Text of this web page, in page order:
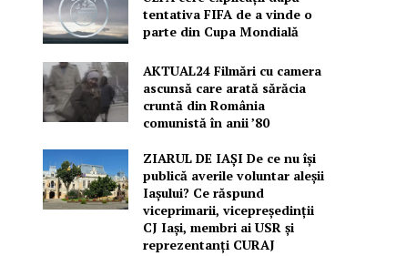
tentativa FIFA de a vinde o
parte din Cupa Mondială
AKTUAL24 Filmări cu camera
ascunsă care arată sărăcia
cruntă din România
comunistă în anii ’80
ZIARUL DE IAȘI De ce nu își
publică averile voluntar aleșii
Iașului? Ce răspund
viceprimarii, vicepreședinții
CJ Iași, membri ai USR și
reprezentanți CURAJ